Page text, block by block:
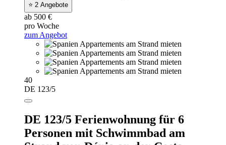
⭐ 2 Angebote
ab 500 €
pro Woche
zum Angebot
40
DE 123/5
DE 123/5 Ferienwohnung für 6
Personen mit Schwimmbad am